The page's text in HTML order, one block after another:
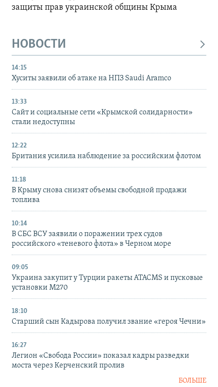
защиты прав украинской общины Крыма
НОВОСТИ
14:15
Хуситы заявили об атаке на НПЗ Saudi Aramco
13:33
Сайт и социальные сети «Крымской солидарности»
стали недоступны
12:22
Британия усилила наблюдение за российским флотом
11:18
В Крыму снова снизят объемы свободной продажи
топлива
10:14
В СБС ВСУ заявили о поражении трех судов
российского «теневого флота» в Черном море
09:05
Украина закупит у Турции ракеты ATACMS и пусковые
установки M270
18:10
Старший сын Кадырова получил звание «героя Чечни»
16:27
Легион «Свобода России» показал кадры разведки
моста через Керченский пролив
БОЛЬШЕ